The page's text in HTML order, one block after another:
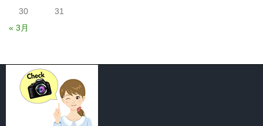
« 3月
30
31